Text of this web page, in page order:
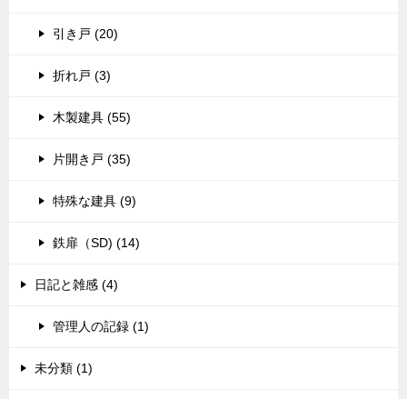
引き戸 (20)
折れ戸 (3)
木製建具 (55)
片開き戸 (35)
特殊な建具 (9)
鉄扉（SD) (14)
日記と雑感 (4)
管理人の記録 (1)
未分類 (1)